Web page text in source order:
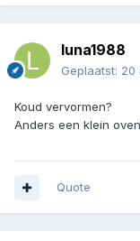
luna1988
Geplaatst: 20
Koud vervormen?
Anders een klein
Quote